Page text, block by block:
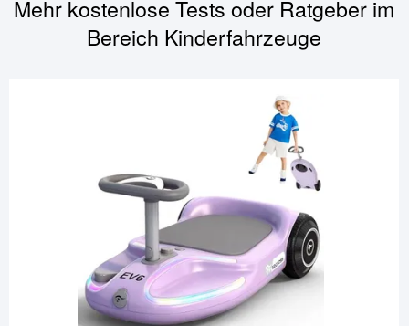
Mehr kostenlose Tests oder Ratgeber im
Bereich Kinderfahrzeuge